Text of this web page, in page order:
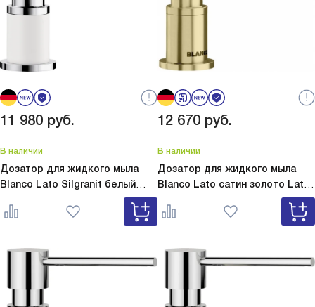
11 980 руб.
В наличии
Дозатор для жидкого мыла
Blanco Lato Silgranit белый
Lato Silgranit белый 525814
12 670 руб.
В наличии
Дозатор для жидкого мыла
Blanco Lato сатин золото Lato